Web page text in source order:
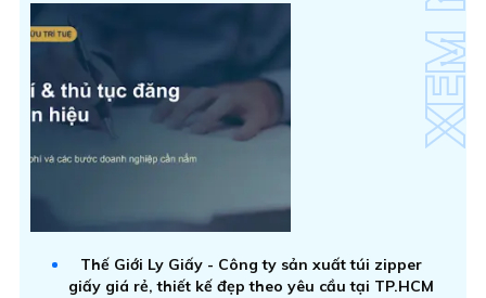
Thế Giới Ly Giấy - Công ty sản xuất túi zipper
giấy giá rẻ, thiết kế đẹp theo yêu cầu tại TP.HCM